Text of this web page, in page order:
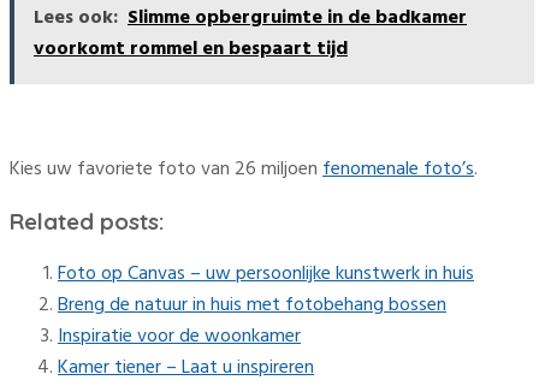
Lees ook: Slimme opbergruimte in de badkamer
voorkomt rommel en bespaart tijd
Kies uw favoriete foto van 26 miljoenfenomenale foto’s.
Related posts:
Foto op Canvas – uw persoonlijke kunstwerk in huis
Breng de natuur in huis met fotobehang bossen
Inspiratie voor de woonkamer
Kamer tiener – Laat u inspireren